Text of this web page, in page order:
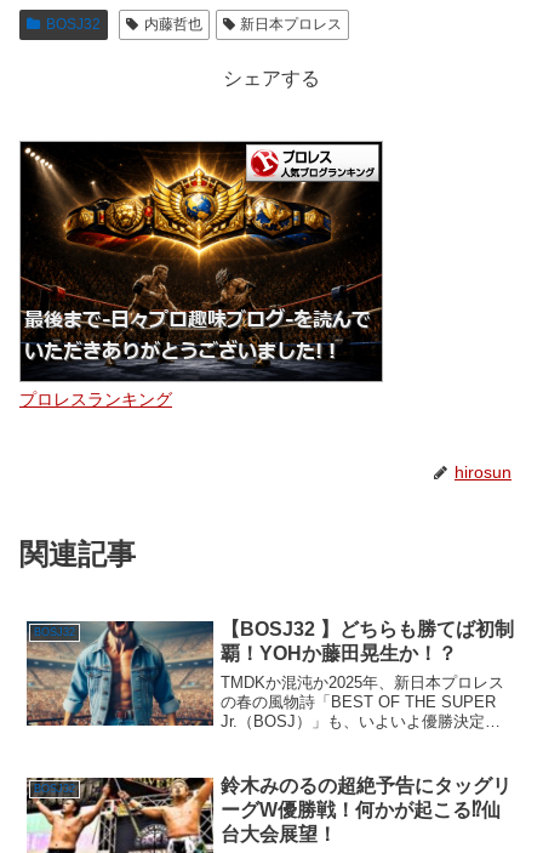
BOSJ32 内藤哲也 新日本プロレス
シェアする
プロレスランキング
hirosun
関連記事
BOSJ32
【BOSJ32 】どちらも勝てば初制
覇！YOHか藤田晃生か！？
TMDKか混沌か2025年、新日本プロレス
の春の風物詩「BEST OF THE SUPER
Jr.（BOSJ）」も、いよいよ優勝決定戦
YOHが、今年の頂点を懸けてリング...
BOSJ32
鈴木みのるの超絶予告にタッグリ
ーグW優勝戦！何かが起こる⁉︎仙
台大会展望！